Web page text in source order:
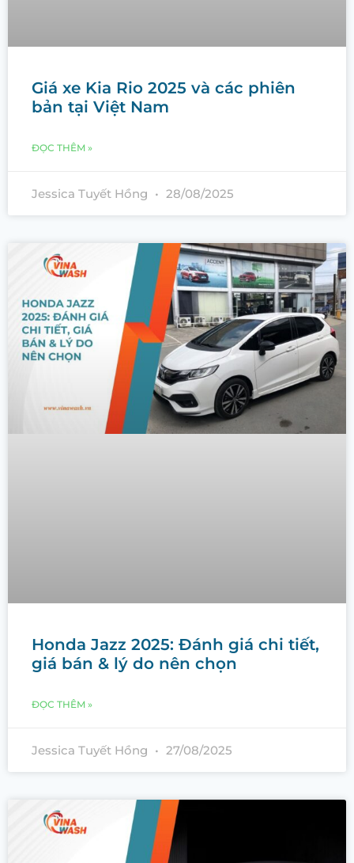
Giá xe Kia Rio 2025 và các phiên
bản tại Việt Nam
ĐỌC THÊM »
Jessica Tuyết Hồng 28/08/2025
Honda Jazz 2025: Đánh giá chi tiết,
giá bán & lý do nên chọn
ĐỌC THÊM »
Jessica Tuyết Hồng 27/08/2025